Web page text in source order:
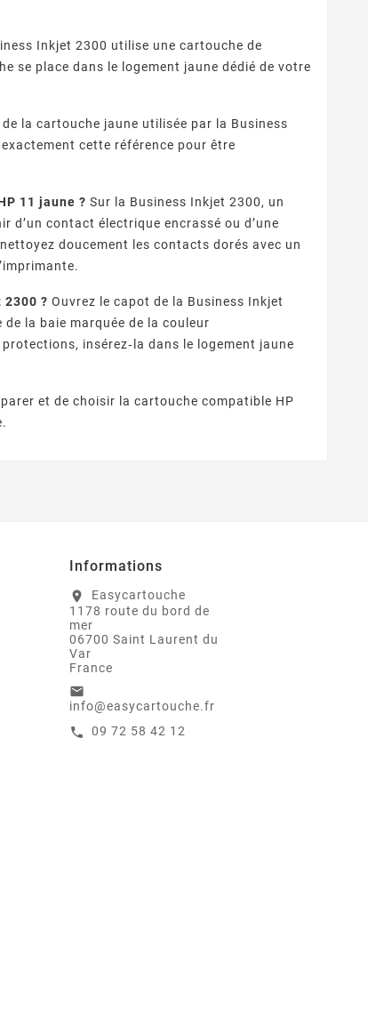
Qualité
Avec
un
garanties,
...
Quelles Marques Offrent Les
Meilleures Garanties Sur Les
Cartouches D’encre
Découvrez quelles marques de
garanties : fabricants
premium, certifications,
garanties 1 à 2 ans et ...
Inkjet 2300 utilise une cartouche de
se place dans le logement jaune dédié de votre
la cartouche jaune utilisée par la Business
cette référence pour être
11 jaune ? Sur la Business Inkjet 2300, un
d’un contact électrique encrassé ou d’une
doucement les contacts dorés avec un
? Ouvrez le capot de la Business Inkjet
la baie marquée de la couleur
insérez‑la dans le logement jaune
et de choisir la cartouche compatible HP
Informations
location_on
Easycartouche
1178 route du bord de
mer
06700 Saint Laurent du
Var
France
email
info@easycartouche.fr
call 09 72 58 42 12